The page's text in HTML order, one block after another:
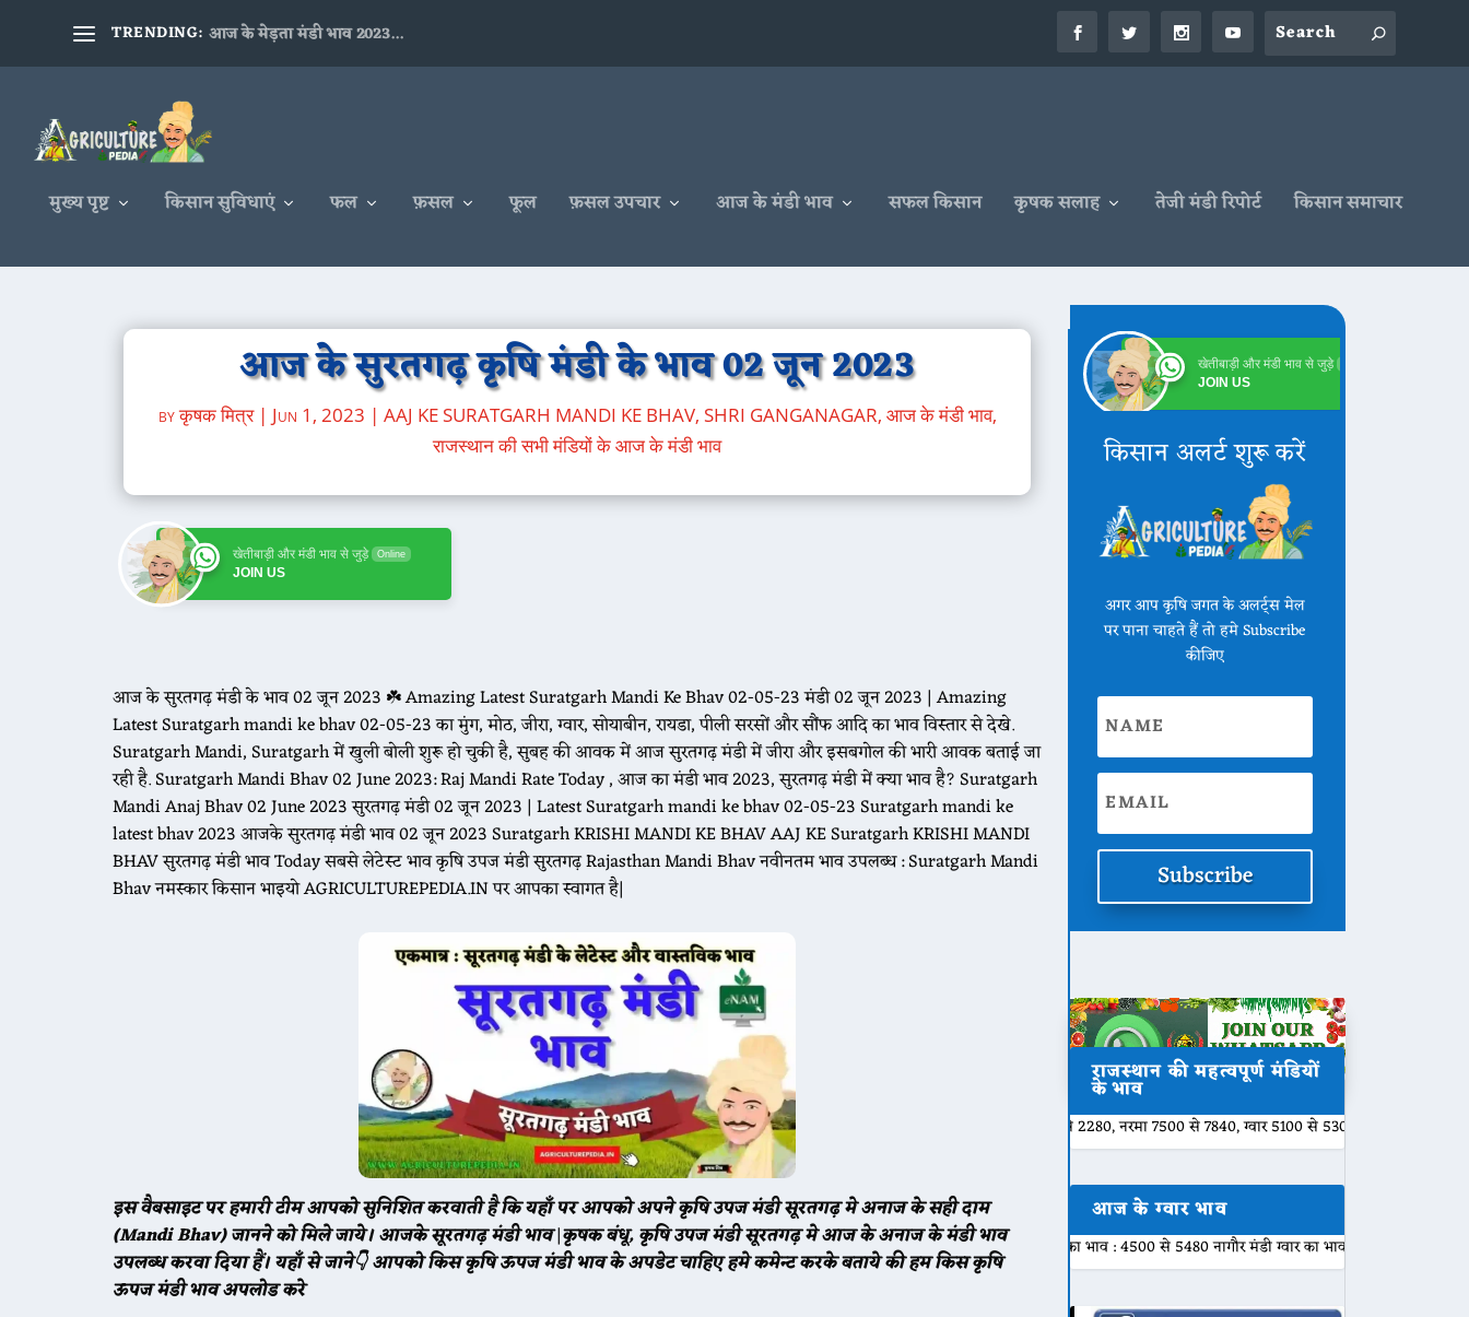
TRENDING: आज के मेड़ता मंडी भाव 2023...
मुख्य पृष्ट किसान सुविधाएं फल फ़सल फूल फ़सल उपचार आज के मंडी भाव सफल किसान कृषक सलाह तेजी मंडी रिपोर्ट किसान समाचार
आज के सुरतगढ़ कृषि मंडी के भाव 02 जून 2023
byकृषक मित्र| Jun 1, 2023 | AAJ KE SURATGARH MANDI KE BHAV, SHRI GANGANAGAR, आज के मंडी भाव,
राजस्थान की सभी मंडियों के आज के मंडी भाव
खेतीबाड़ी और मंडी भाव से जुड़े Online
JOIN US
आज के सुरतगढ़ मंडी के भाव 02 जून 2023 ☘️ Amazing Latest Suratgarh Mandi Ke Bhav 02-05-23 मंडी 02 जून 2023 | Amazing
Latest Suratgarh mandi ke bhav 02-05-23 का मुंग, मोठ, जीरा, ग्वार, सोयाबीन, रायडा, पीली सरसों और सौंफ आदि का भाव विस्तार से देखे.
Suratgarh Mandi, Suratgarh में खुली बोली शुरू हो चुकी है, सुबह की आवक में आज सुरतगढ़ मंडी में जीरा और इसबगोल की भारी आवक बताई जा
रही है. Suratgarh Mandi Bhav 02 June 2023: Raj Mandi Rate Today , आज का मंडी भाव 2023, सुरतगढ़ मंडी में क्या भाव है? Suratgarh
Mandi Anaj Bhav 02 June 2023 सुरतगढ़ मंडी 02 जून 2023 | Latest Suratgarh mandi ke bhav 02-05-23 Suratgarh mandi ke
latest bhav 2023 आजके सुरतगढ़ मंडी भाव 02 जून 2023 Suratgarh KRISHI MANDI KE BHAV AAJ KE Suratgarh KRISHI MANDI
BHAV सुरतगढ़ मंडी भाव Today सबसे लेटेस्ट भाव कृषि उपज मंडी सुरतगढ़ Rajasthan Mandi Bhav नवीनतम भाव उपलब्ध : Suratgarh Mandi
Bhav नमस्कार किसान भाइयो AGRICULTUREPEDIA.IN पर आपका स्वागत है|
इस वैबसाइट पर हमारी टीम आपको सुनिशित करवाती है कि यहाँ पर आपको अपने कृषि उपज मंडी सूरतगढ़ मे अनाज के सही दाम
(Mandi Bhav) जानने को मिले जाये। आजके सूरतगढ़ मंडी भाव|कृषक बंधू, कृषि उपज मंडी सूरतगढ़ मे आज के अनाज के मंडी भाव
उपलब्ध करवा दिया हैं। यहाँ से जाने👇 आपको किस कृषि ऊपज मंडी भाव के अपडेट चाहिए हमे कमेन्ट करके बताये की हम किस कृषि
ऊपज मंडी भाव अपलोड करे
खेतीबाड़ी और मंडी भाव से जुड़े
JOIN US
किसान अलर्ट शुरू करें
अगर आप कृषि जगत के अलर्ट्स मेल
पर पाना चाहते हैं तो हमे Subscribe
कीजिए
Subscribe
राजस्थान की महत्वपूर्ण मंडियों
के भाव
🌾 आज 20 मई के भाव ☘️ श्री विजयनगर मंडी के भाव सरसों 4200 से 4630, गेहूं 2050 से 2280, नरमा 7500 से 7840, ग्वार 5100 से 5301, बाजरी 2000 से 2200, मुंग 6800
आज के ग्वार भाव
🌾 आज 20 मई ग्वार के भाव मेड़ता मंडी ग्वार का भाव : 5050 से 5530 डेगाना मंडी ग्वार का भाव : 4500 से 5480 नागौर मंडी ग्वार का भाव : 4800 से 5450 नोखा मंडी ग्वार